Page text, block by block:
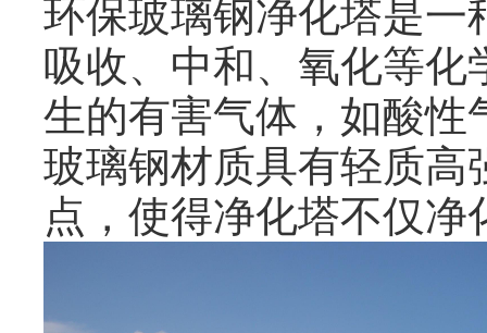
环保玻璃钢净化塔是一
吸收、中和、氧化等
生的有害气体，如酸性
玻璃钢材质具有轻质高
点，使得净化塔不仅